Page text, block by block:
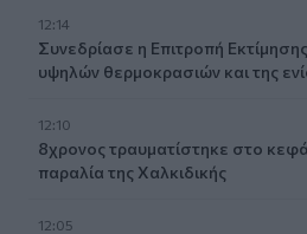
12:14
Συνεδρίασε η Επιτροπή
υψηλών θερμοκρασιών και της
12:10
8χρονος τραυματίστηκε στο
παραλία της Χαλκιδικής
12:05